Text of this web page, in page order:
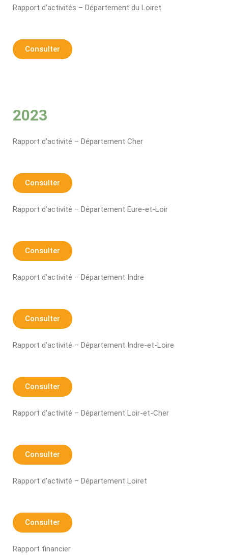
Rapport d’activités – Département du Loiret
Consulter
2023
Rapport d’activité – Département Cher
Consulter
Rapport d’activité – Département Eure-et-Loir
Consulter
Rapport d’activité – Département Indre
Consulter
Rapport d’activité – Département Indre-et-Loire
Consulter
Rapport d’activité – Département Loir-et-Cher
Consulter
Rapport d’activité – Département Loiret
Consulter
Rapport financier